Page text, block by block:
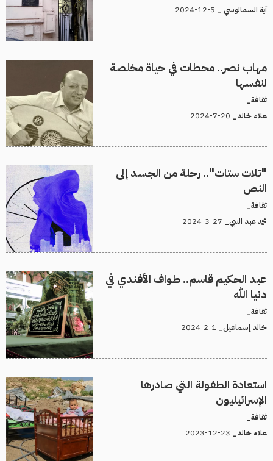
آية السمالوسي _
مهاب نصر.. محطات في حياة مخلصة
لنفسها
ثقافة_
علاء خالد_
"تلات ستات".. رحلة من الجسد إلى
النص
ثقافة_
محمد عبد النبي_
عبد الحكيم قاسم.. طواف الأفندي في
دنيا الله
ثقافة_
خالد إسماعيل_
استعادة الطفولة التي صادرها
الإسرائيليون
ثقافة_
علاء خالد_